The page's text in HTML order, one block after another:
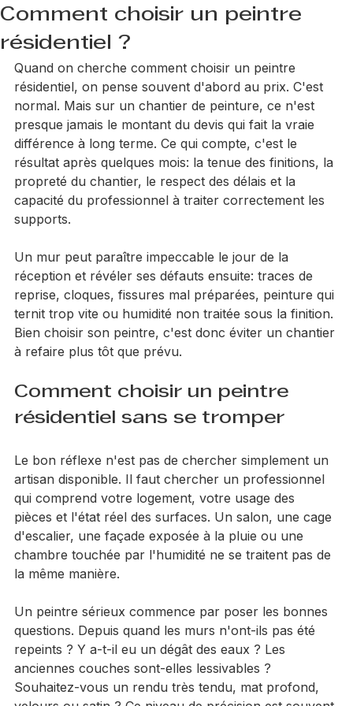
Comment choisir un peintre
résidentiel ?
Jimmy Hart 8 juil. 6 min de lecture
Quand on cherche comment choisir un peintre
résidentiel, on pense souvent d'abord au prix. C'est
normal. Mais sur un chantier de peinture, ce n'est
presque jamais le montant du devis qui fait la vraie
différence à long terme. Ce qui compte, c'est le
résultat après quelques mois: la tenue des finitions, la
propreté du chantier, le respect des délais et la
capacité du professionnel à traiter correctement les
Un mur peut paraître impeccable le jour de la
réception et révéler ses défauts ensuite: traces de
reprise, cloques, fissures mal préparées, peinture qui
ternit trop vite ou humidité non traitée sous la finition.
Bien choisir son peintre, c'est donc éviter un chantier
Comment choisir un peintre
Le bon réflexe n'est pas de chercher simplement un
artisan disponible. Il faut chercher un professionnel
qui comprend votre logement, votre usage des
pièces et l'état réel des surfaces. Un salon, une cage
d'escalier, une façade exposée à la pluie ou une
chambre touchée par l'humidité ne se traitent pas de
Un peintre sérieux commence par poser les bonnes
questions. Depuis quand les murs n'ont-ils pas été
repeints ? Y a-t-il eu un dégât des eaux ? Les
anciennes couches sont-elles lessivables ?